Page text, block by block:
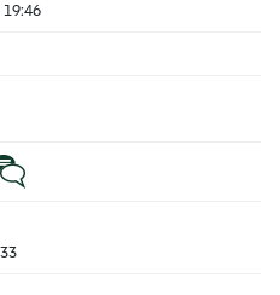
19:46
Discussione normale